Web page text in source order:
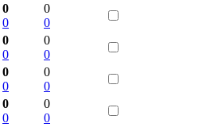
0
0
0
0
0
0
0
0
0
0
0
0
0
0
0
0